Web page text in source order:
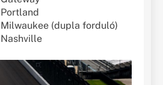
Portland
Milwaukee (dupla forduló)
Nashville